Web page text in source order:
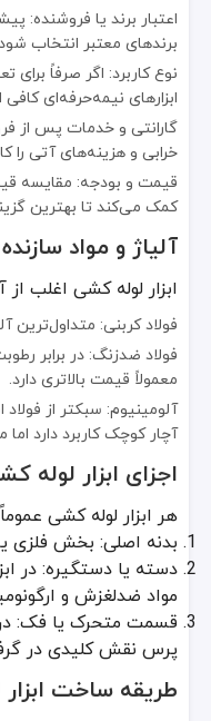
اعتبار برند یا فروشنده:
برندهای معتبر انتخاب
نوع کاربرد: اگر صرفاً
ابزارهای نیمه‌حرفه‌ای
گارانتی و خدمات پس از
خرابی و هزینه‌های آتی
قیمت و بودجه: مقایسه
کمک می‌کند تا بهترین
آلیاژ و مواد
ابزار لوله کشی اغلب
فولاد کربنی: متداول‌ترین
فولاد ضدزنگ: در برابر
معمولاً قیمت بالاتری دارد.
آلومینیوم: سبکتر از
آچار کوچک کاربرد دارد
اجزای ابزار لوله
هر ابزار لوله کشی
بدنه اصلی: بخش فلزی
دسته یا دستگیره: در
مواد ضدلغزش و
قسمت متحرک یا فک: در
پرس نقش کلیدی در
طریقه ساخت